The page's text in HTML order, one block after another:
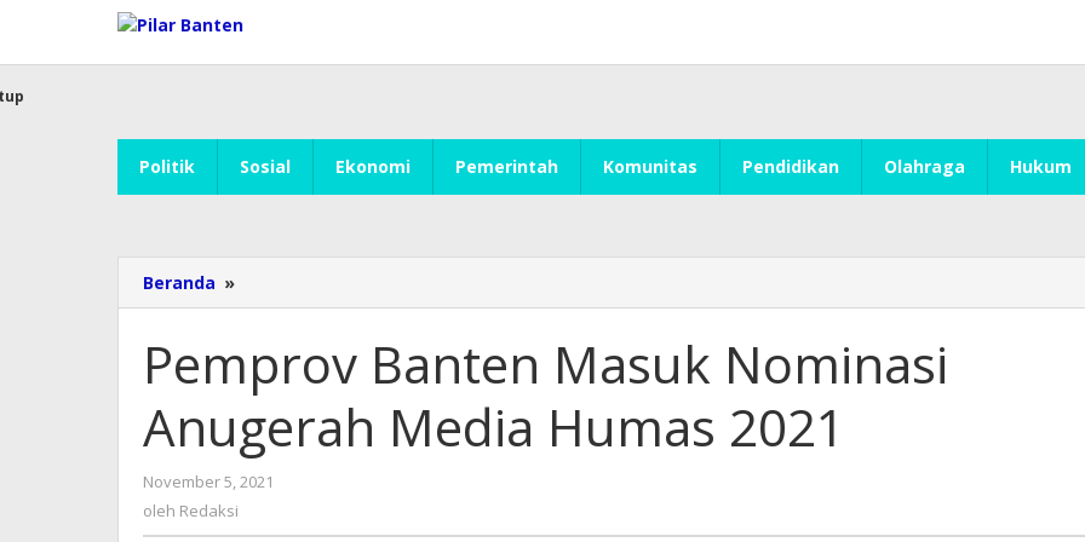
konten
Politik Sosial Ekonomi Pemerintah Komunitas Pendidikan Olahraga Hukum
Beranda »
Banten
Nominasi
Anugerah
Humas
2021
Pemprov Banten Masuk Nominasi
Anugerah Media Humas 2021
November 5, 2021
oleh Redaksi